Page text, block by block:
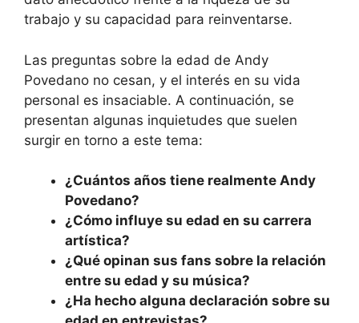
trabajo y su capacidad para reinventarse.
Las preguntas sobre la edad de Andy
Povedano no cesan, y el interés en su vida
personal es insaciable. A continuación, se
presentan algunas inquietudes que suelen
surgir en torno a este tema:
¿Cuántos años tiene realmente Andy
Povedano?
¿Cómo influye su edad en su carrera
artística?
¿Qué opinan sus fans sobre la relación
entre su edad y su música?
¿Ha hecho alguna declaración sobre su